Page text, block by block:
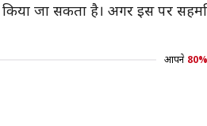
जा सकता है। अगर इस पर
आपने 80%